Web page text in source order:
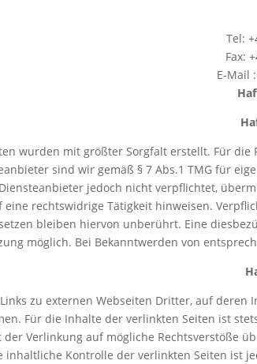
Tel:
Fax:
E-Mail
wurden mit größter Sorgfalt erstellt. Für
sind wir gemäß § 7 Abs.1 TMG für
jedoch nicht verpflichtet,
eine rechtswidrige Tätigkeit hinweisen.
bleiben hiervon unberührt. Eine
möglich. Bei Bekanntwerden von
zu externen Webseiten Dritter, auf
Für die Inhalte der verlinkten Seiten ist
Verlinkung auf mögliche Rechtsverstöße
inhaltliche Kontrolle der verlinkten Seiten ist